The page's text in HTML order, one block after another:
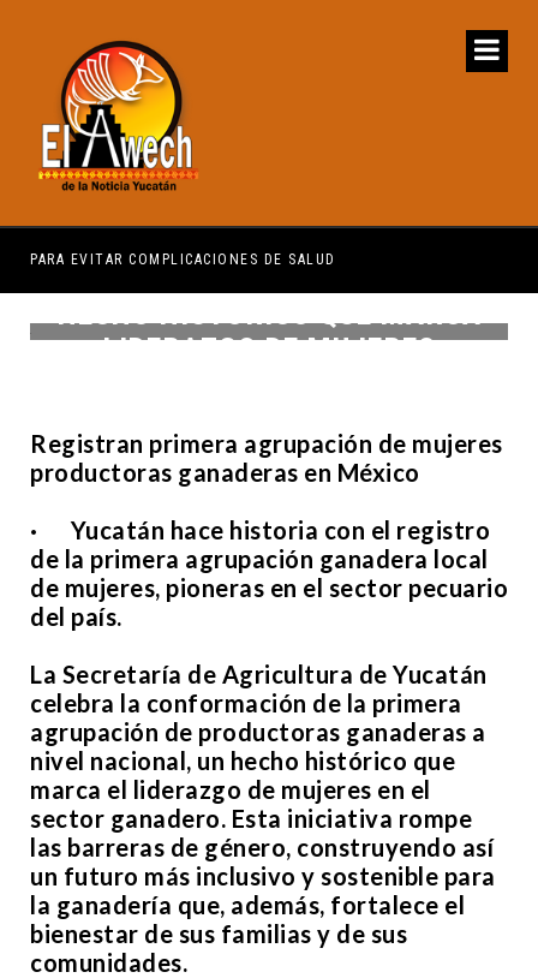
COMPLICACIONES DE SALUD
HECHO HISTÓRICO QUE MARCA
LIDERAZGO DE MUJERES
Registran primera agrupación de mujeres
productoras ganaderas en México
· Yucatán hace historia con el registro
de la primera agrupación ganadera local
de mujeres, pioneras en el sector pecuario
del país.
La Secretaría de Agricultura de Yucatán
celebra la conformación de la primera
agrupación de productoras ganaderas a
nivel nacional, un hecho histórico que
marca el liderazgo de mujeres en el
sector ganadero. Esta iniciativa rompe
las barreras de género, construyendo así
un futuro más inclusivo y sostenible para
la ganadería que, además, fortalece el
bienestar de sus familias y de sus
comunidades.